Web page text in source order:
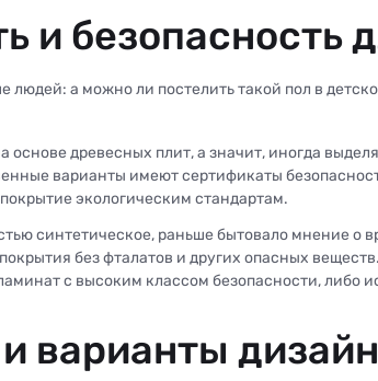
и безопасность
людей: а можно ли постелить такой пол в
основе древесных плит, а значит, иногда
варианты имеют сертификаты
экологическим стандартам.
синтетическое, раньше бытовало мнение о
без фталатов и других опасных
с высоким классом безопасности, либо
варианты